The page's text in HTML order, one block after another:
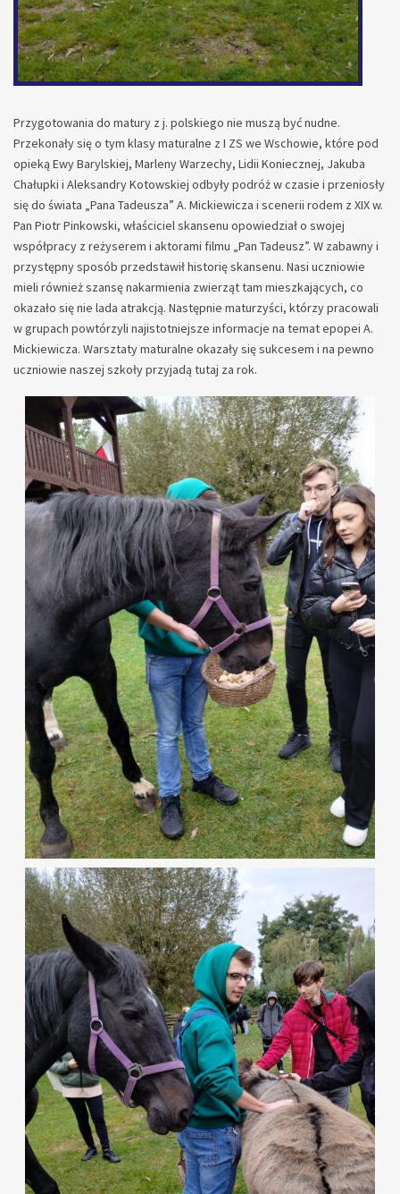
Przygotowania do matury z j. polskiego nie muszą być nudne.
Przekonały się o tym klasy maturalne z I ZS we Wschowie, które pod
opieką Ewy Barylskiej, Marleny Warzechy, Lidii Koniecznej, Jakuba
Chałupki i Aleksandry Kotowskiej odbyły podróż w czasie i przeniosły
się do świata „Pana Tadeusza” A. Mickiewicza i scenerii rodem z XIX w.
Pan Piotr Pinkowski, właściciel skansenu opowiedział o swojej
współpracy z reżyserem i aktorami filmu „Pan Tadeusz”. W zabawny i
przystępny sposób przedstawił historię skansenu. Nasi uczniowie
mieli również szansę nakarmienia zwierząt tam mieszkających, co
okazało się nie lada atrakcją. Następnie maturzyści, którzy pracowali
w grupach powtórzyli najistotniejsze informacje na temat epopei A.
Mickiewicza. Warsztaty maturalne okazały się sukcesem i na pewno
uczniowie naszej szkoły przyjadą tutaj za rok.